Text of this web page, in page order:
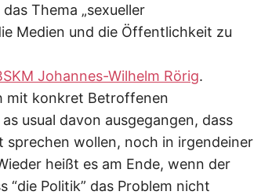
Thema „sexueller
Medien und die Öffentlichkeit zu
Johannes-Wilhelm Rörig.
mit konkret Betroffenen
usual davon ausgegangen, dass
wollen, noch in irgendeiner
heißt es am Ende, wenn der
“die Politik” das Problem nicht